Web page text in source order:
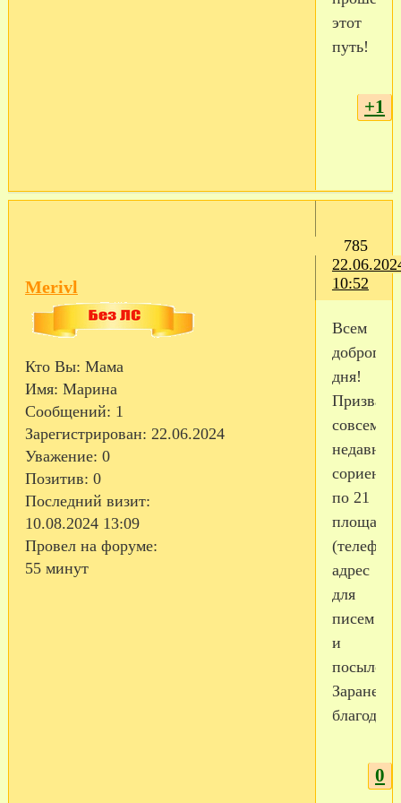
этот
путь!
+1
785
10:52
Merivl
Кто Вы: Мама
Имя: Марина
Сообщений: 1
Зарегистрирован: 22.06.2024
Уважение: 0
Позитив: 0
Последний визит:
10.08.2024 13:09
Провел на форуме:
55 минут
Всем
доброго
дня!
Призвали
совсем
недавно,
по 21
площадке
(телефон,
адрес
для
писем
и
посылок).
Заранее
0